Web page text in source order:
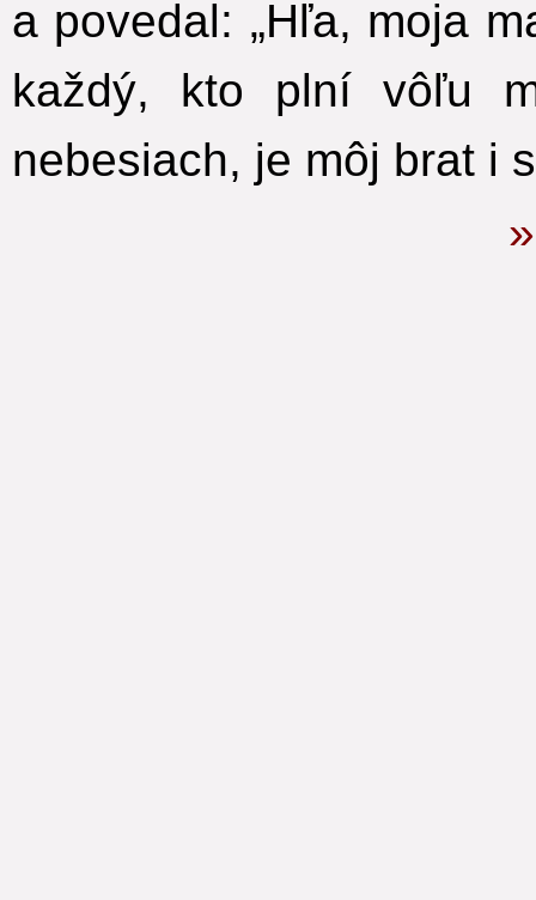
a povedal: „Hľa, moja
každý, kto plní vôľu
nebesiach, je môj brat i